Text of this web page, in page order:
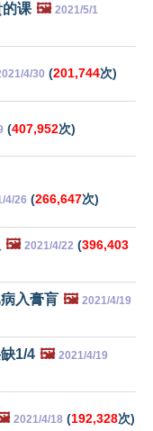
课 🖼️ 2021/5/1
4/30 (201,744次)
(407,952次)
4/26 (266,647次)
🖼️ 2021/4/22 (396,403
入膏肓 🖼️ 2021/4/19
1/4 🖼️ 2021/4/19
2021/4/18 (192,328次)